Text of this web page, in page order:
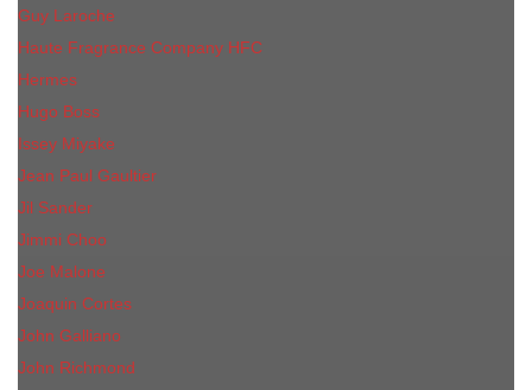
Guy Laroche
Haute Fragrance Company HFC
Hermes
Hugo Boss
Issey Miyake
Jean Paul Gaultier
Jil Sander
Jimmi Choo
Jое Malоnе
Joaquin Cortes
John Galliano
John Richmond